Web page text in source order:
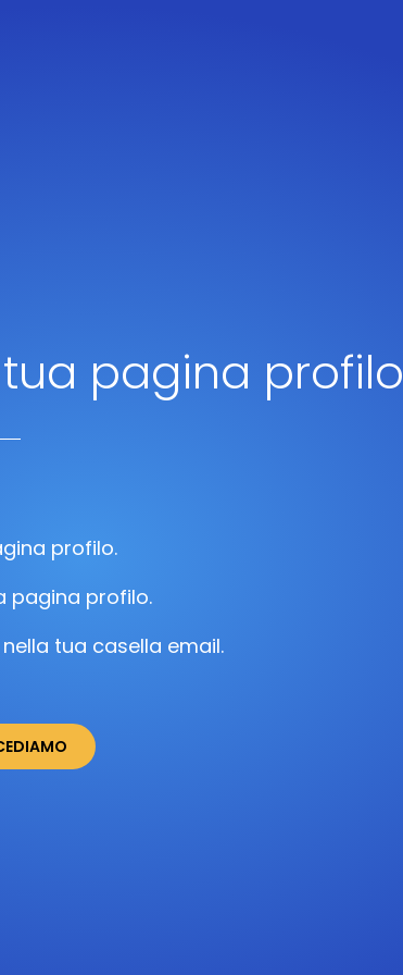
pagina profilo
profilo.
pagina profilo.
tua casella email.